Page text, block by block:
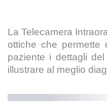
La Telecamera
ottiche che permette
paziente i dettagli
illustrare al meglio